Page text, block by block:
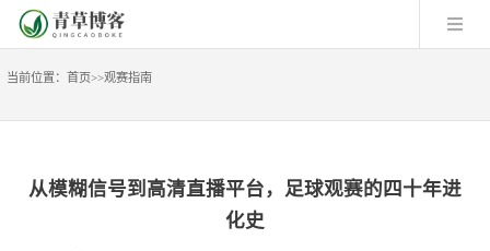
当前位置： 首页>>观赛指南
从模糊信号到高清直播平台，足球观赛的四十年进
化史